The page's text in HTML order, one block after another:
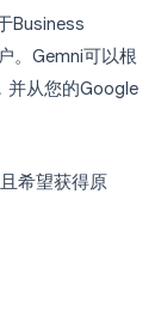
Business
。Gemni可以根
并从您的Google
希望获得原